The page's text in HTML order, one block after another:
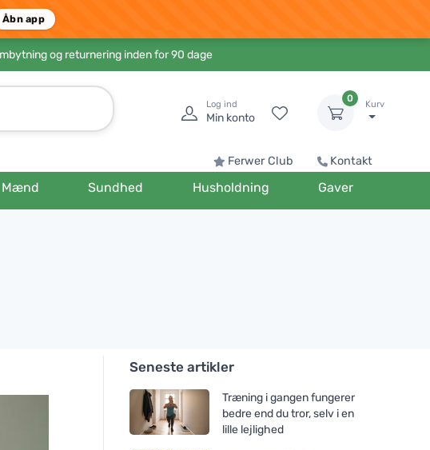
Åbn app
og returnering inden for 90 dage
Log ind
Min konto
0
Kurv
Ferwer Club Kontakt
Mænd Sundhed Husholdning Gaver
Seneste artikler
Træning i gangen fungerer
bedre end du tror, selv i en
lille lejlighed